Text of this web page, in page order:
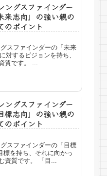
ングスファインダー
来志向」の強い親の
のポイント
対するビジョンを持ち、
それを描き出すことが得意な資質です。 ...
ングスファインダー
標志向」の強い親の
のポイント
標を持ち、それに向かっ
て集中して行動することを好む資質です。 「目...